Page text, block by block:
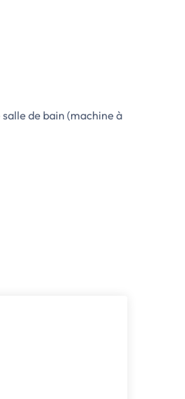
de bain (machine à